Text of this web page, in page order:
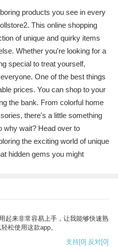
products you see in every
This online shopping
of unique and quirky items
Whether you're looking for a
special to treat yourself,
One of the best things
prices. You can shop to your
the bank. From colorful home
there's a little something
why wait? Head over to
the exciting world of unique
hidden gems you might
起来非常容易上手，让我能够快速熟
松使用这款app。
支持[0] 反对[0]